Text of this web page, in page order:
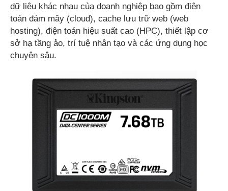
dữ liệu khác nhau của doanh nghiệp bao gồm điện
toán đám mây (cloud), cache lưu trữ web (web
hosting), điện toán hiệu suất cao (HPC), thiết lập cơ
sở hạ tầng ảo, trí tuệ nhân tạo và các ứng dụng học
chuyên sâu.